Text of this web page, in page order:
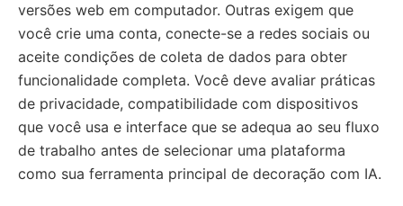
versões web em computador. Outras exigem que
você crie uma conta, conecte-se a redes sociais ou
aceite condições de coleta de dados para obter
funcionalidade completa. Você deve avaliar práticas
de privacidade, compatibilidade com dispositivos
que você usa e interface que se adequa ao seu fluxo
de trabalho antes de selecionar uma plataforma
como sua ferramenta principal de decoração com IA.